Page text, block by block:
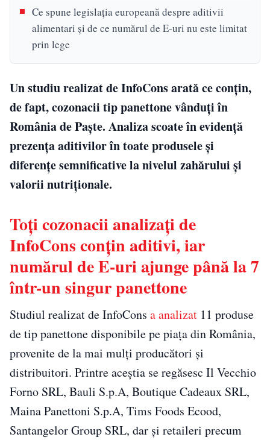
Ce spune legislația europeană despre aditivii
alimentari și de ce numărul de E-uri nu este limitat
prin lege
Un studiu realizat de InfoCons arată ce conțin,
de fapt, cozonacii tip panettone vânduți în
România de Paște. Analiza scoate în evidență
prezența aditivilor în toate produsele și
diferențe semnificative la nivelul zahărului și
valorii nutriționale.
Toți cozonacii analizați de
InfoCons conțin aditivi, iar
numărul de E-uri ajunge până la 7
într-un singur panettone
Studiul realizat de InfoCons a analizat 11 produse
de tip panettone disponibile pe piața din România,
provenite de la mai mulți producători și
distribuitori. Printre aceștia se regăsesc Il Vecchio
Forno SRL, Bauli S.p.A, Boutique Cadeaux SRL,
Maina Panettoni S.p.A, Tims Foods Ecood,
Santangelor Group SRL, dar și retaileri precum